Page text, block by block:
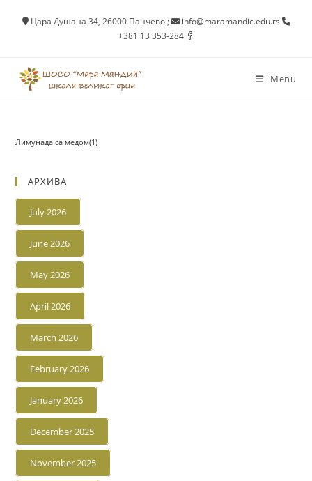
Цара Душана 34, 26000 Панчево;
info@maramandic.edu.rs
+381 13 353-284
Menu
Лимунада са медом(1)
АРХИВА
July 2026
June 2026
May 2026
April 2026
March 2026
February 2026
January 2026
December 2025
November 2025